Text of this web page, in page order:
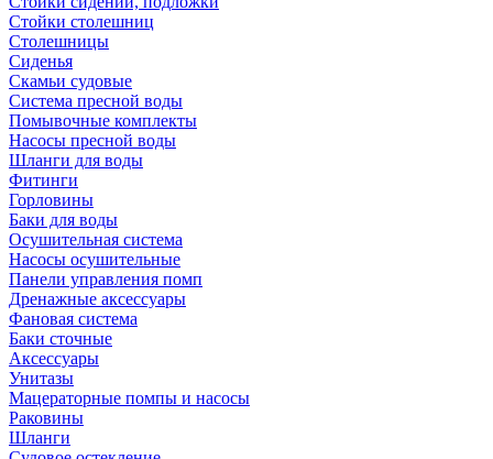
Стойки столешниц
Столешницы
Сиденья
Скамьи судовые
Система пресной воды
Помывочные комплекты
Насосы пресной воды
Шланги для воды
Фитинги
Горловины
Баки для воды
Осушительная система
Насосы осушительные
Панели управления помп
Дренажные аксессуары
Фановая система
Баки сточные
Аксессуары
Унитазы
Мацераторные помпы и насосы
Раковины
Шланги